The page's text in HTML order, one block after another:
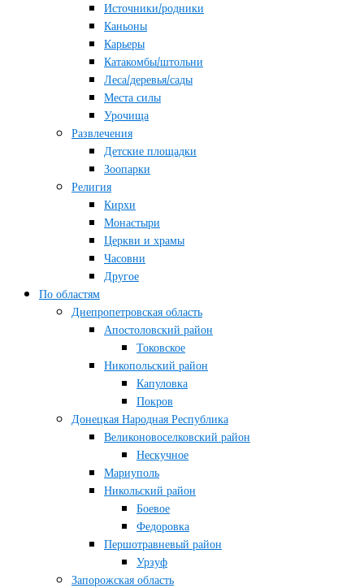
Источники/родники
Каньоны
Карьеры
Катакомбы/штольни
Леса/деревья/сады
Места силы
Урочища
Развлечения
Детские площадки
Зоопарки
Религия
Кирхи
Монастыри
Церкви и храмы
Часовни
Другое
По областям
Днепропетровская область
Апостоловский район
Токовское
Никопольский район
Капуловка
Покров
Донецкая Народная Республика
Великоновоселковский район
Нескучное
Мариуполь
Никольский район
Боевое
Федоровка
Першотравневый район
Урзуф
Запорожская область